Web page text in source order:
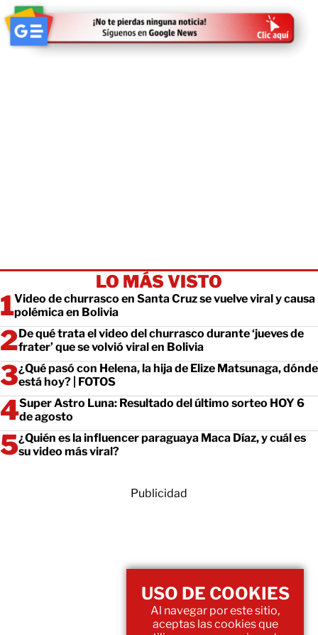
LO MÁS VISTO
Video de churrasco en Santa Cruz se vuelve viral y causa
polémica en Bolivia
De qué trata el video del churrasco durante ‘jueves de
frater’ que se volvió viral en Bolivia
¿Qué pasó con Helena, la hija de Elize Matsunaga, dónde
está hoy? | FOTOS
Super Astro Luna: Resultado del último sorteo HOY 6
de agosto
¿Quién es la influencer paraguaya Maca Díaz, y cuál es
su video más viral?
Publicidad
USO DE COOKIES
Al navegar por este sitio,
aceptas las cookies que